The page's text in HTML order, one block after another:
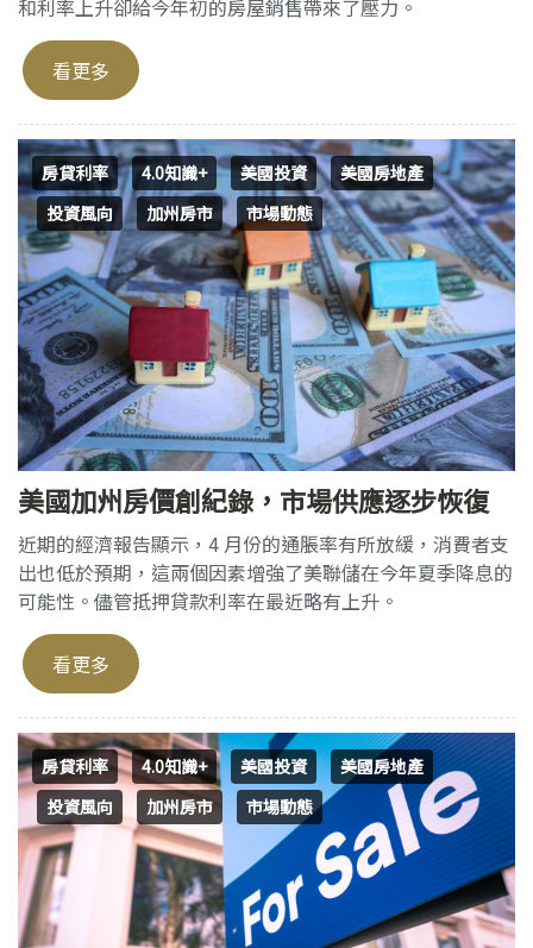
和利率上升卻給今年初的房屋銷售帶來了壓力。
看更多
房貸利率 4.0知識+ 美國投資
美國房地產
投資風向
加州房市 市場動態
美國加州房價創紀錄，市場供應逐步恢復
近期的經濟報告顯示，4 月份的通脹率有所放緩，消費者支
出也低於預期，這兩個因素增強了美聯儲在今年夏季降息的
可能性。儘管抵押貸款利率在最近略有上升。
看更多
房貸利率 4.0知識+ 美國投資
美國房地產
投資風向
加州房市 市場動態